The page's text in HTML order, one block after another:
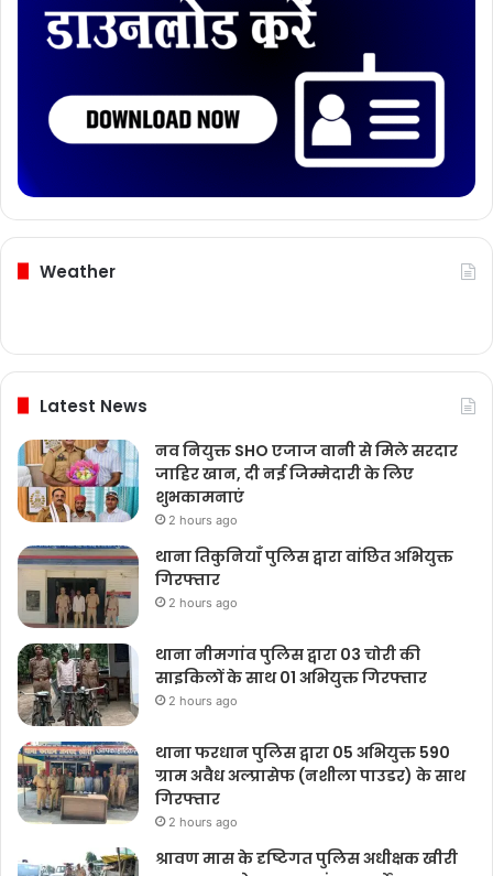
Weather
Latest News
नव नियुक्त SHO एजाज वानी से मिले सरदार
जाहिर खान, दी नई जिम्मेदारी के लिए
शुभकामनाएं
2 hours ago
थाना तिकुनियाँ पुलिस द्वारा वांछित अभियुक्त
गिरफ्तार
2 hours ago
थाना नीमगांव पुलिस द्वारा 03 चोरी की
साइकिलों के साथ 01 अभियुक्त गिरफ्तार
2 hours ago
थाना फरधान पुलिस द्वारा 05 अभियुक्त 590
ग्राम अवैध अल्प्रासेफ (नशीला पाउडर) के साथ
गिरफ्तार
2 hours ago
श्रावण मास के दृष्टिगत पुलिस अधीक्षक खीरी